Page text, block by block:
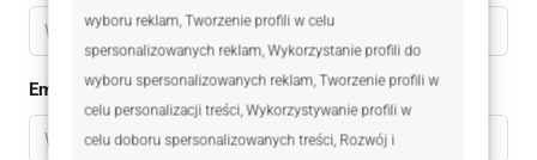
wyboru reklam, Tworzenie profili w celu
spersonalizowanych reklam, Wykorzystanie profili do
wyboru spersonalizowanych reklam, Tworzenie profili w
celu personalizacji treści, Wykorzystywanie profili w
celu doboru spersonalizowanych treści, Rozwój i
Email